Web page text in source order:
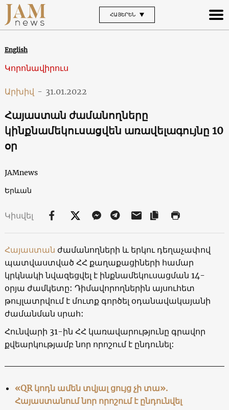
ՀԱՅԵՐԵՆ
English
Կորոնավիրուս
Արխիվ - 31.01.2022
Հայաստան ժամանողները
կինքնամեկուսացվեն առավելագույնը 10
օր
JAMnews
Երևան
Կիսվել
Հայաստան ժամանողների և երկու դեղաչափով
պատվաստված ՀՀ քաղաքացիների համար
կրկնակի նվազեցվել է ինքնամեկուսացման 14-
օրյա ժամկետը: Դիմավորողներին այսուհետ
թույլատրվում է մուտք գործել օդանավակայանի
ժամանման սրահ:
Հունվարի 31-ին ՀՀ կառավարությունը գրավոր
քվեարկությամբ նոր որոշում է ընդունել:
«QR կոդն ամեն տվյալ ցույց չի տա».
Հայաստանում նոր որոշում է ընդունվել